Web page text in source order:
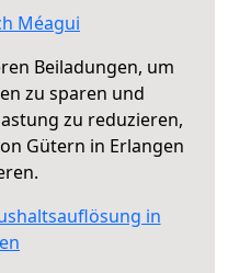
Méagui
Beiladungen, um
zu sparen und
zu reduzieren,
Gütern in Erlangen
in